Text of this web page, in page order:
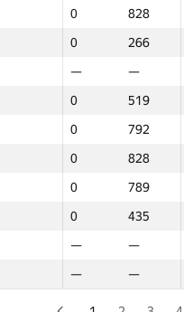
0
828
0
266
—
—
0
519
0
792
0
828
0
789
0
435
—
—
— —
0
828
0
266
—
—
0
519
0
792
0
828
0
789
0
435
—
—
— —